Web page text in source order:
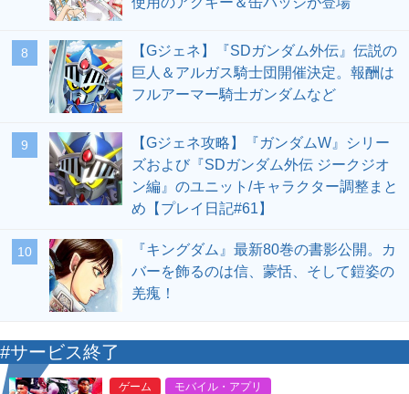
8
【Gジェネ】『SDガンダム外伝』伝説の
巨人＆アルガス騎士団開催決定。報酬は
フルアーマー騎士ガンダムなど
9
【Gジェネ攻略】『ガンダムW』シリー
ズおよび『SDガンダム外伝 ジークジオ
ン編』のユニット/キャラクター調整まと
め【プレイ日記#61】
10
『キングダム』最新80巻の書影公開。カ
バーを飾るのは信、蒙恬、そして鎧姿の
羌瘣！
#サービス終了
ゲーム モバイル・アプリ